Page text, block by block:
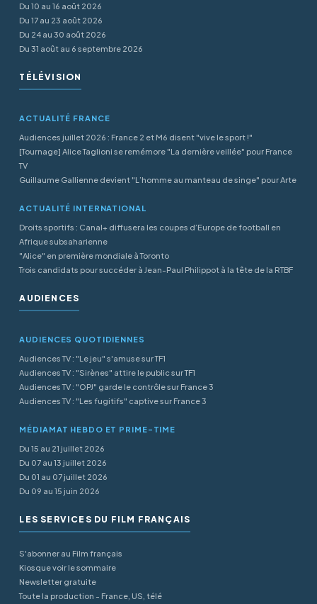
Du 10 au 16 août 2026
Du 17 au 23 août 2026
Du 24 au 30 août 2026
Du 31 août au 6 septembre 2026
TÉLÉVISION
ACTUALITÉ FRANCE
Audiences juillet 2026 : France 2 et M6 disent "vive le sport !"
[Tournage] Alice Taglioni se remémore "La dernière veillée" pour France
TV
Guillaume Gallienne devient "L’homme au manteau de singe" pour Arte
ACTUALITÉ INTERNATIONAL
Droits sportifs : Canal+ diffusera les coupes d’Europe de football en
Afrique subsaharienne
"Alice" en première mondiale à Toronto
Trois candidats pour succéder à Jean-Paul Philippot à la tête de la RTBF
AUDIENCES
AUDIENCES QUOTIDIENNES
Audiences TV : "Le jeu" s'amuse sur TF1
Audiences TV : "Sirènes" attire le public sur TF1
Audiences TV : "OPJ" garde le contrôle sur France 3
Audiences TV : "Les fugitifs" captive sur France 3
MÉDIAMAT HEBDO ET PRIME-TIME
Du 15 au 21 juillet 2026
Du 07 au 13 juillet 2026
Du 01 au 07 juillet 2026
Du 09 au 15 juin 2026
LES SERVICES DU FILM FRANÇAIS
S'abonner au Film français
Kiosque voir le sommaire
Newsletter gratuite
Toute la production - France, US, télé